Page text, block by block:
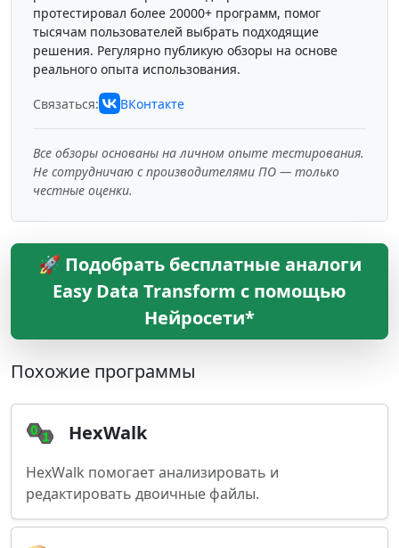
протестировал более 20000+ программ, помог
тысячам пользователей выбрать подходящие
решения. Регулярно публикую обзоры на основе
реального опыта использования.
Связаться: ВКонтакте
Все обзоры основаны на личном опыте тестирования.
Не сотрудничаю с производителями ПО — только
честные оценки.
🚀 Подобрать бесплатные аналоги
Easy Data Transform с помощью
Нейросети*
Похожие программы
HexWalk
HexWalk помогает анализировать и
редактировать двоичные файлы.